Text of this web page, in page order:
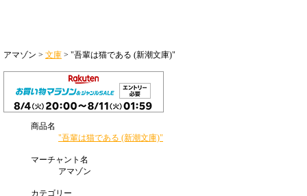
アマゾン > 文庫 > "吾輩は猫である (新潮文庫)"
商品名
"吾輩は猫である (新潮文庫)"
マーチャント名
アマゾン
カテゴリー